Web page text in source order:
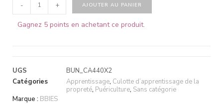
- + AJOUTER AU PANIER
Gagnez 5 points en achetant ce produit.
UGS
BUN_CA440X2
Catégories
Apprentissage, Culotte d’apprentissage de la
propreté, Puériculture, Sans catégorie
Marque : BBIES